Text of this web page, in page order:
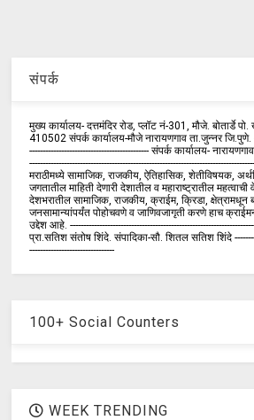
संपर्क
मुख्य कार्यालय- दत्तमंदिर रोड, प्लॉट नं-301, मौजे. बोतार्डे
410502 संपर्क कार्य‍ालय-मौजे नारायणगाव ता.जुन्नर जि.पुणे.
--------------------------------------------- संपर्क कार्यालय-
मराठीमध्ये सामाजिक, राजकीय, ऐतिहासिक, शेतीविषयक,
जगतातील माहिती देणारी देशातील व महाराष्ट्रातील
देशभरातील सामाजिक, राजकीय, क्राईम, क्रिडा, क्षेत्रामधून
जनसामान्यांपर्यंत पोहोचवणे व जाणिवजागृती करणे हाच
उद्देश आहे.
प्रा.सतिश संतोष शिंदे. संपादिका-सौ. शितल सतिश शिंदे
--------------------------------
100+ Social Counters
WEEK TRENDING